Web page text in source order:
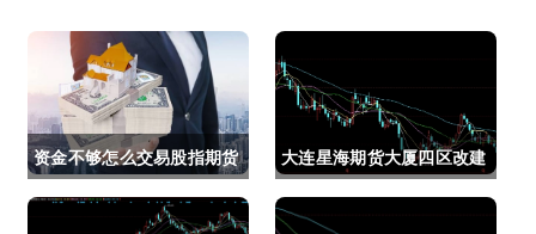
资金不够怎么交易股指期货
(资金不够怎么交易股指期
大连星海期货大厦四区改建
(大连星海广场期货大厦)